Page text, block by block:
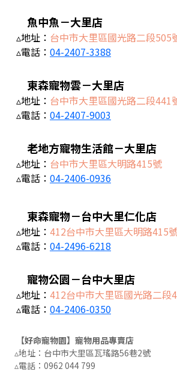
魚中魚－大里店
▵地址： 台中市大里區國光路二段505
▵電話： 04-2407-3388
東森寵物雲－大里店
▵地址： 台中市大里區國光路二段441
▵電話： 04-2407-9003
老地方寵物生活館－大里店
▵地址： 台中市大里區大明路415號
▵電話： 04-2406-0936
東森寵物－台中大里仁化店
▵地址： 412台中市大里區大明路415
▵電話： 04-2496-6218
寵物公園－台中大里店
▵地址： 412台中市大里區國光路二段
▵電話： 04-2406-0350
【好命寵物園】寵物用品專賣店
▵地址：台中市大里區瓦瑤路56巷2號
▵電話： 0962 044 799